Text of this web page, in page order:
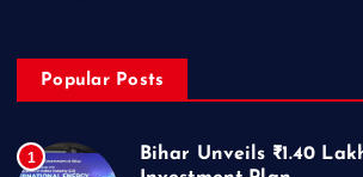
Popular Posts
1
Bihar Unveils ₹1.40